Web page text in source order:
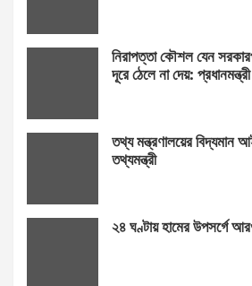
নিরাপত্তা কৌশল যেন
দূরে ঠেলে না দেয়: প্রধানমন্ত্রী
তথ্য মন্ত্রণালয়ের বিদ্যমান
তথ্যমন্ত্রী
২৪ ঘণ্টায় হামের উপসর্গে